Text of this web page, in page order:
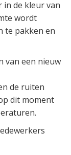
in de kleur van
wordt
te pakken en
van een nieuw
de ruiten
dit moment